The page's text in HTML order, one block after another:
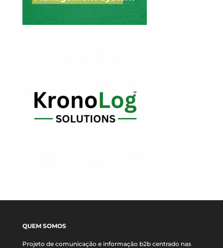
QUEM SOMOS
Projeto de comunicação e informação b2b centrado nas